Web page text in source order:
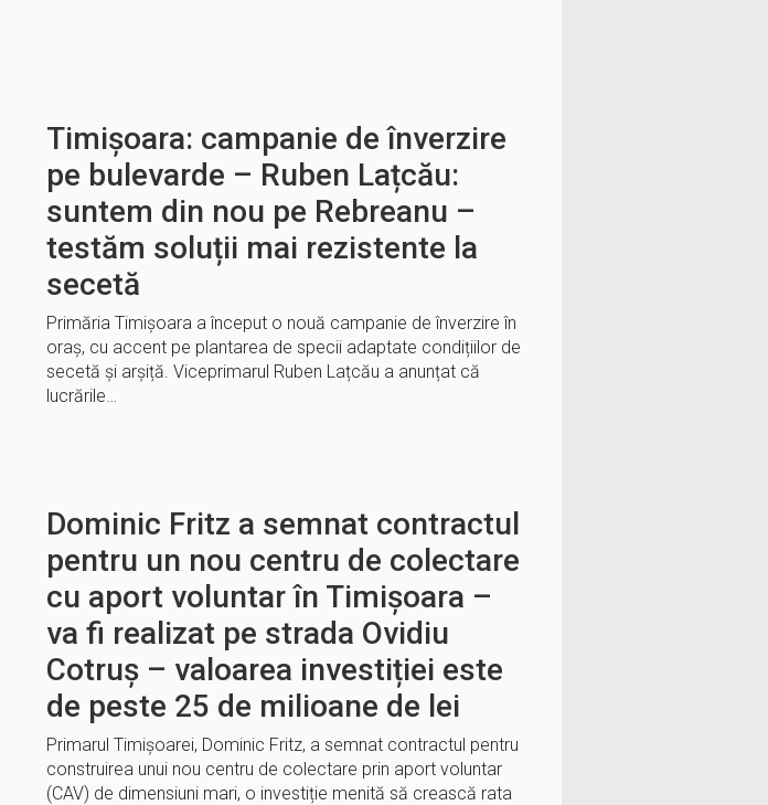
Timișoara: campanie de înverzire
pe bulevarde – Ruben Lațcău:
suntem din nou pe Rebreanu –
testăm soluții mai rezistente la
secetă
Primăria Timișoara a început o nouă campanie de înverzire în
oraș, cu accent pe plantarea de specii adaptate condițiilor de
secetă și arșiță. Viceprimarul Ruben Lațcău a anunțat că
lucrările…
Dominic Fritz a semnat contractul
pentru un nou centru de colectare
cu aport voluntar în Timișoara –
va fi realizat pe strada Ovidiu
Cotruș – valoarea investiției este
de peste 25 de milioane de lei
Primarul Timișoarei, Dominic Fritz, a semnat contractul pentru
construirea unui nou centru de colectare prin aport voluntar
(CAV) de dimensiuni mari, o investiție menită să crească rata